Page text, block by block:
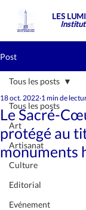
LES
Post
Tous les posts
Art
Artisanat
Culture
Editorial
Evénement
Tous les posts
Le Sacré-
protégé au
monuments
18 oct. 2022 1 min de